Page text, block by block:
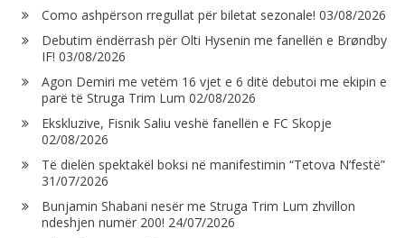
Como ashpërson rregullat për biletat sezonale! 03/08/2026
Debutim ëndërrash për Olti Hysenin me fanellën e Brøndby
IF! 03/08/2026
Agon Demiri me vetëm 16 vjet e 6 ditë debutoi me ekipin e
parë të Struga Trim Lum 02/08/2026
Ekskluzive, Fisnik Saliu veshë fanellën e FC Skopje
02/08/2026
Të dielën spektakël boksi në manifestimin “Tetova N’festë”
31/07/2026
Bunjamin Shabani nesër me Struga Trim Lum zhvillon
ndeshjen numër 200! 24/07/2026